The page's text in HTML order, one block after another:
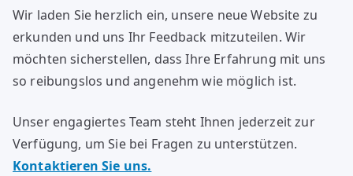
Wir laden Sie herzlich ein, unsere neue Website zu
erkunden und uns Ihr Feedback mitzuteilen. Wir
möchten sicherstellen, dass Ihre Erfahrung mit uns
so reibungslos und angenehm wie möglich ist.
Unser engagiertes Team steht Ihnen jederzeit zur
Verfügung, um Sie bei Fragen zu unterstützen.
Kontaktieren Sie uns.